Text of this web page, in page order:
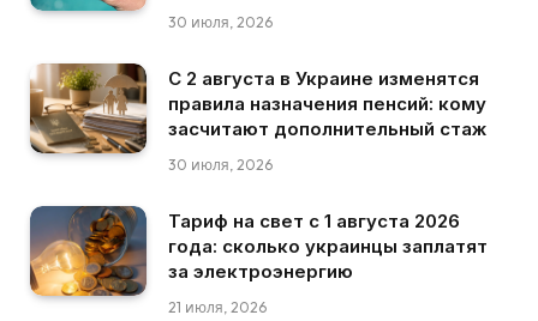
30 июля, 2026
С 2 августа в Украине изменятся
правила назначения пенсий: кому
засчитают дополнительный стаж
30 июля, 2026
Тариф на свет с 1 августа 2026
года: сколько украинцы заплатят
за электроэнергию
21 июля, 2026